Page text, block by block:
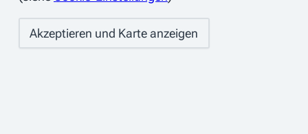
Akzeptieren und Karte anzeigen